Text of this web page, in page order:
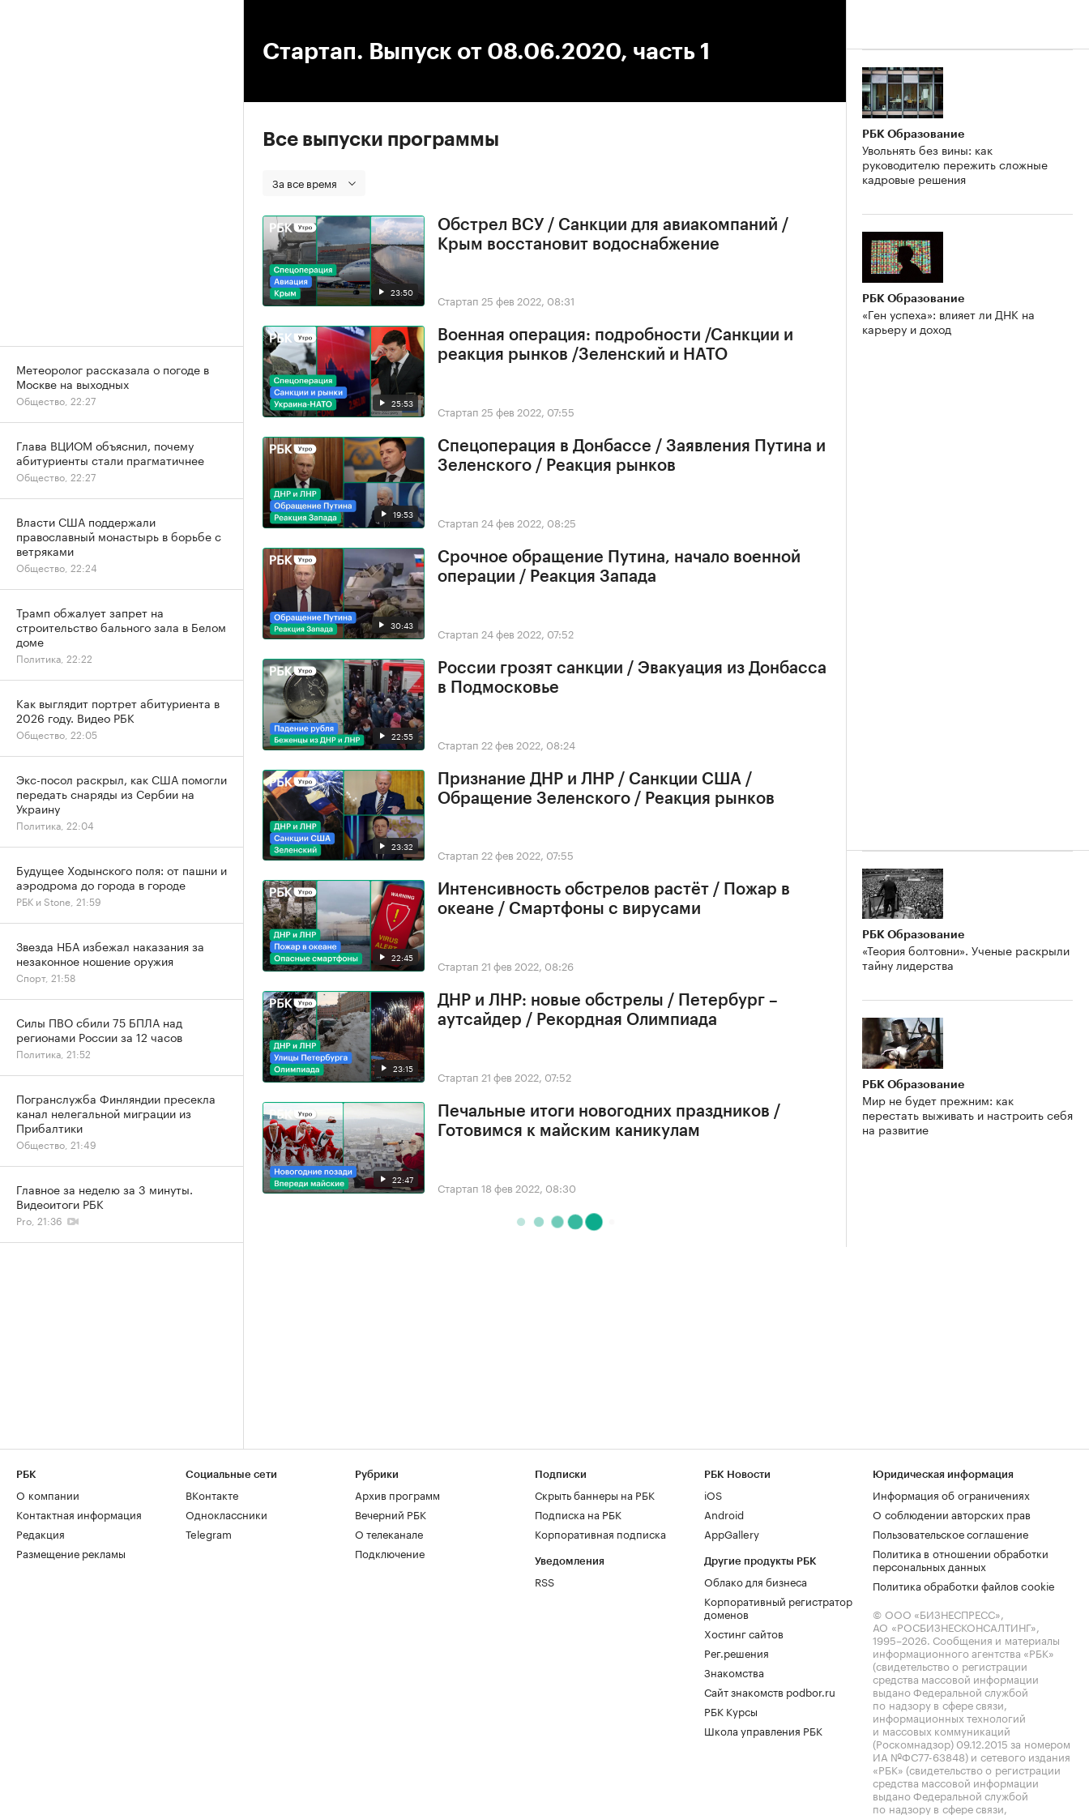
Стартап. Выпуск от 08.06.2020, часть 1
Все выпуски программы
За все время
23:50
Обстрел ВСУ / Санкции для авиакомпаний /
Крым восстановит водоснабжение
Стартап 25 фев 2022, 08:31
25:53
Военная операция: подробности /Санкции и
реакция рынков /Зеленский и НАТО
Стартап 25 фев 2022, 07:55
19:53
Спецоперация в Донбассе / Заявления Путина и
Зеленского / Реакция рынков
Стартап 24 фев 2022, 08:25
30:43
Срочное обращение Путина, начало военной
операции / Реакция Запада
Стартап 24 фев 2022, 07:52
22:55
России грозят санкции / Эвакуация из Донбасса
в Подмосковье
Стартап 22 фев 2022, 08:24
23:32
Признание ДНР и ЛНР / Санкции США /
Обращение Зеленского / Реакция рынков
Стартап 22 фев 2022, 07:55
22:45
Интенсивность обстрелов растёт / Пожар в
океане / Смартфоны с вирусами
Стартап 21 фев 2022, 08:26
23:15
ДНР и ЛНР: новые обстрелы / Петербург –
аутсайдер / Рекордная Олимпиада
Стартап 21 фев 2022, 07:52
22:47
Печальные итоги новогодних праздников /
Готовимся к майским каникулам
Стартап 18 фев 2022, 08:30
РБК Образование
Увольнять без вины: как
руководителю пережить сложные
кадровые решения
РБК Образование
«Ген успеха»: влияет ли ДНК на
карьеру и доход
РБК Образование
«Теория болтовни». Ученые раскрыли
тайну лидерства
РБК Образование
Мир не будет прежним: как
перестать выживать и настроить себя
на развитие
Метеоролог рассказала о погоде в
Москве на выходных
Общество, 22:27
Глава ВЦИОМ объяснил, почему
абитуриенты стали прагматичнее
Общество, 22:27
Власти США поддержали
православный монастырь в борьбе с
ветряками
Общество, 22:24
Трамп обжалует запрет на
строительство бального зала в Белом
доме
Политика, 22:22
Как выглядит портрет абитуриента в
2026 году. Видео РБК
Общество, 22:05
Экс-посол раскрыл, как США помогли
передать снаряды из Сербии на
Украину
Политика, 22:04
Будущее Ходынского поля: от пашни и
аэродрома до города в городе
РБК и Stone, 21:59
Звезда НБА избежал наказания за
незаконное ношение оружия
Спорт, 21:58
Силы ПВО сбили 75 БПЛА над
регионами России за 12 часов
Политика, 21:52
Погранслужба Финляндии пресекла
канал нелегальной миграции из
Прибалтики
Общество, 21:49
Главное за неделю за 3 минуты.
Видеоитоги РБК
Pro, 21:36
РБК
О компании
Контактная информация
Редакция
Размещение рекламы
Социальные сети
ВКонтакте
Одноклассники
Telegram
Рубрики
Архив программ
Вечерний РБК
О телеканале
Подключение
Подписки
Скрыть баннеры на РБК
Подписка на РБК
Корпоративная подписка
Уведомления
RSS
РБК Новости
iOS
Android
AppGallery
Другие продукты РБК
Облако для бизнеса
Корпоративный регистратор
доменов
Хостинг сайтов
Рег.решения
Знакомства
Сайт знакомств podbor.ru
РБК Курсы
Школа управления РБК
Юридическая информация
Информация об ограничениях
О соблюдении авторских прав
Пользовательское соглашение
Политика в отношении обработки
персональных данных
Политика обработки файлов cookie
© ООО «БИЗНЕСПРЕСС»,
АО «РОСБИЗНЕСКОНСАЛТИНГ»,
1995–2026. Сообщения и материалы
информационного агентства «РБК»
(свидетельство о регистрации
средства массовой информации
выдано Федеральной службой
по надзору в сфере связи,
информационных технологий
и массовых коммуникаций
(Роскомнадзор) 09.12.2015 за номером
ИА №ФС77-63848) и сетевого издания
«РБК» (свидетельство о регистрации
средства массовой информации
выдано Федеральной службой
по надзору в сфере связи,